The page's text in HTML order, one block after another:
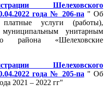
Шелеховского
года № 206-па " Об
услуги (работы),
унитарным
района «Шелеховские
Шелеховского
года № 205-па " Об
2021 – 2022 гг"